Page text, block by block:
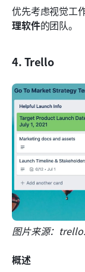
优先考虑视觉工
理软件的团队。
4. Trello
图片来源：
概述